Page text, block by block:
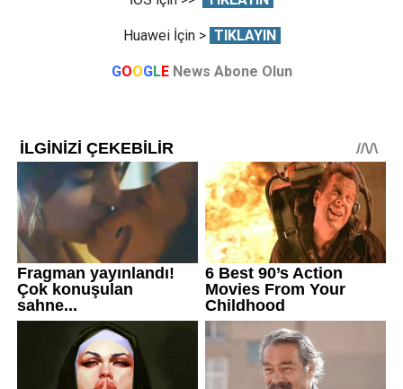
Huawei İçin > TIKLAYIN
GOOGLE News Abone Olun